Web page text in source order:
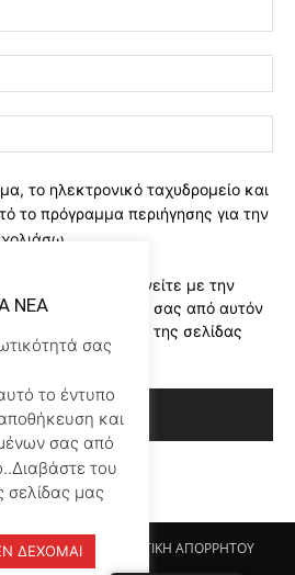
το ηλεκτρονικό ταχυδρομείο και
το πρόγραμμα περιήγησης για την
το έντυπο συμφωνείτε με την
των δεδομένων σας από αυτόν
του ορους χρήσης της σελίδας
Register
ΠΟΛΙΤΙΚΗ ΑΠΟΡΡΗΤΟΥ
ΕΠΙΚΟΙΝΩΝΙΑ
NEA
σας
το έντυπο
και
σας από
του
σελίδας μας
ΔΕΧΟΜΑΙ